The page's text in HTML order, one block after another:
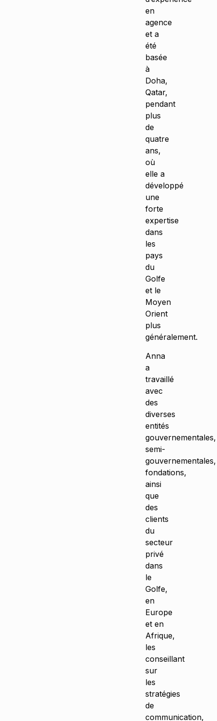
en
agence
et a
été
basée
à
Doha,
Qatar,
pendant
plus
de
quatre
ans,
où
elle a
développé
une
forte
expertise
dans
les
pays
du
Golfe
et le
Moyen
Orient
plus
généralement.
Anna
a
travaillé
avec
des
diverses
entités
gouvernementales,
semi-
gouvernementales,
fondations,
ainsi
que
des
clients
du
secteur
privé
dans
le
Golfe,
en
Europe
et en
Afrique,
les
conseillant
sur
les
stratégies
de
communication,